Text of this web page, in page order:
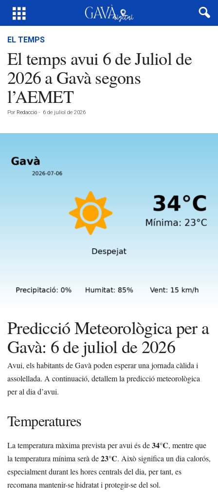
EL TEMPS
El temps avui 6 de Juliol de
2026 a Gavà segons
l’AEMET
Por Redacció - 6 de juliol de 2026
Predicció Meteorològica per a
Gavà: 6 de juliol de 2026
Avui, els habitants de Gavà poden esperar una jornada càlida i
assolellada. A continuació, detallem la predicció meteorològica
per al dia d’avui.
Temperatures
La temperatura màxima prevista per avui és de34°C, mentre que
la temperatura mínima serà de23°C. Això significa un dia calorós,
especialment durant les hores centrals del dia, per tant, es
recomana mantenir-se hidratat i protegir-se del sol.